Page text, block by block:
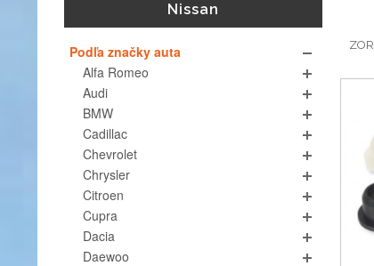
Nissan
Podľa značky auta
Alfa Romeo
Audi
BMW
Cadillac
Chevrolet
Chrysler
Citroen
Cupra
Dacia
Daewoo